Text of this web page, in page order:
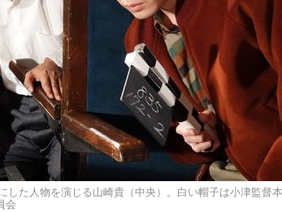
した人物を演じる山崎貴（中央）。白い帽子は小津監督本
会